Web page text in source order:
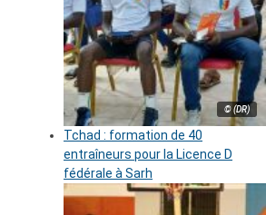
© (DR)
Tchad : formation de 40
entraîneurs pour la Licence D
fédérale à Sarh